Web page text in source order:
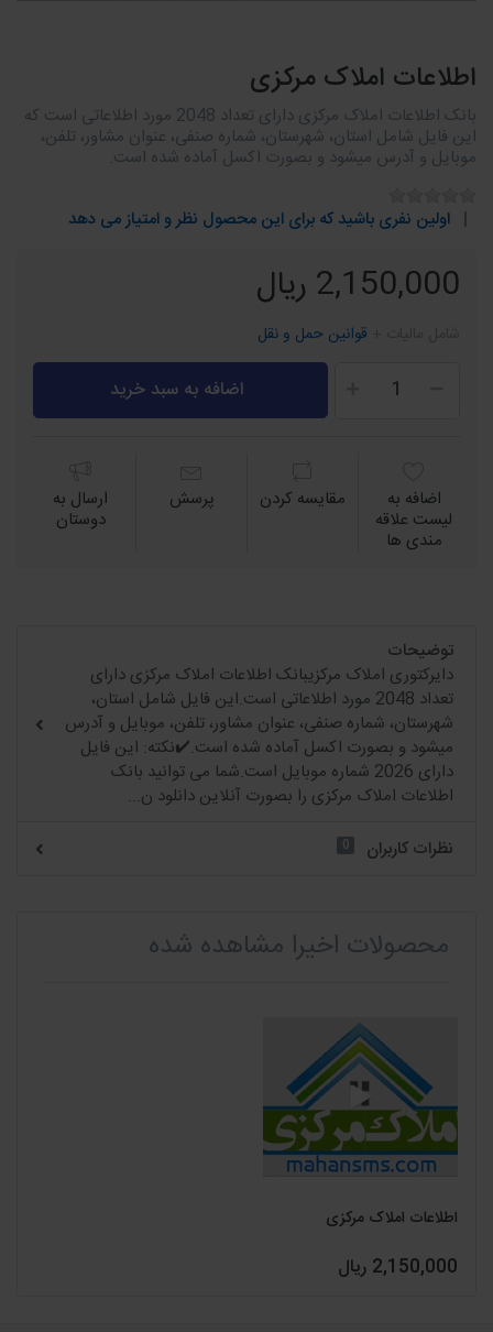
اطلاعات املاک مرکزی
بانک اطلاعات املاک مرکزی دارای تعداد 2048 مورد اطلاعاتی است که
این فایل شامل استان، شهرستان، شماره صنفی، عنوان مشاور، تلفن،
موبایل و آدرس میشود و بصورت اکسل آماده شده است.
اولین نفری باشید که برای این محصول نظر و امتیاز می دهد
2,150,000 ریال
قوانین حمل و نقل
اضافه به سبد خرید
اضافه به
لیست علاقه
مندی ها
مقايسه كردن پرسش ارسال به
دوستان
توضیحات
دایرکتوری املاک مرکزیبانک اطلاعات املاک مرکزی دارای
تعداد 2048 مورد اطلاعاتی است.این فایل شامل استان،
شهرستان، شماره صنفی، عنوان مشاور، تلفن، موبایل و آدرس
میشود و بصورت اکسل آماده شده است.✔️نکته: این فایل
دارای 2026 شماره موبایل است.شما می توانید بانک
اطلاعات املاک مرکزی را بصورت آنلاین دانلود ن...
نظرات کاربران
0
محصولات اخیرا مشاهده شده
اطلاعات املاک مرکزی
2,150,000 ریال